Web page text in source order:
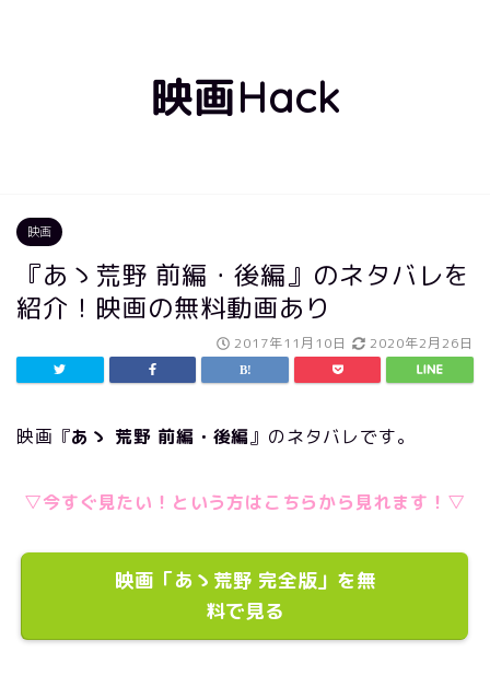
映画Hack
映画
『あゝ荒野 前編・後編』のネタバレを
紹介！映画の無料動画あり
2017年11月10日 2020年2月26日
映画『あゝ 荒野 前編・後編』のネタバレです。
▽今すぐ見たい！という方はこちらから見れます！▽
映画「あゝ荒野 完全版」を無
料で見る